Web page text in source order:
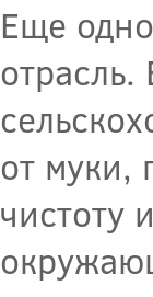
Еще
от муки,
чистоту